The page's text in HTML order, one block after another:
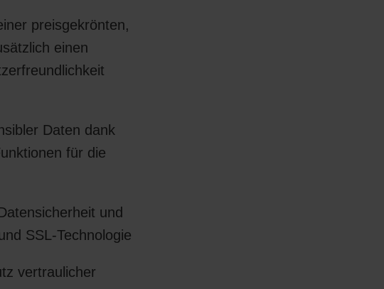
preisgekrönten,
einen
Daten dank
für die
und
SSL-Technologie
vertraulicher